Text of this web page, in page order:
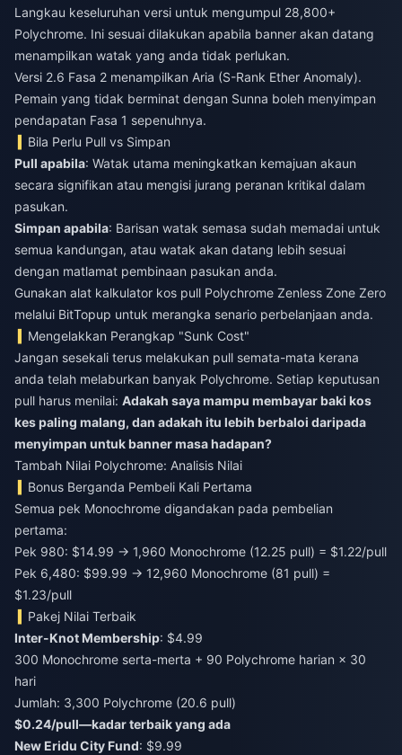
Langkau keseluruhan versi untuk mengumpul 28,800+
Polychrome. Ini sesuai dilakukan apabila banner akan datang
menampilkan watak yang anda tidak perlukan.
Versi 2.6 Fasa 2 menampilkan Aria (S-Rank Ether Anomaly).
Pemain yang tidak berminat dengan Sunna boleh menyimpan
pendapatan Fasa 1 sepenuhnya.
Bila Perlu Pull vs Simpan
Pull apabila: Watak utama meningkatkan kemajuan akaun
secara signifikan atau mengisi jurang peranan kritikal dalam
pasukan.
Simpan apabila: Barisan watak semasa sudah memadai untuk
semua kandungan, atau watak akan datang lebih sesuai
dengan matlamat pembinaan pasukan anda.
Gunakan alat kalkulator kos pull Polychrome Zenless Zone Zero
melalui BitTopup untuk merangka senario perbelanjaan anda.
Mengelakkan Perangkap "Sunk Cost"
Jangan sesekali terus melakukan pull semata-mata kerana
anda telah melaburkan banyak Polychrome. Setiap keputusan
pull harus menilai: Adakah saya mampu membayar baki kos
kes paling malang, dan adakah itu lebih berbaloi daripada
menyimpan untuk banner masa hadapan?
Tambah Nilai Polychrome: Analisis Nilai
Bonus Berganda Pembeli Kali Pertama
Semua pek Monochrome digandakan pada pembelian
pertama:
Pek 980: $14.99 → 1,960 Monochrome (12.25 pull) = $1.22/pull
Pek 6,480: $99.99 → 12,960 Monochrome (81 pull) =
$1.23/pull
Pakej Nilai Terbaik
Inter-Knot Membership: $4.99
300 Monochrome serta-merta + 90 Polychrome harian × 30
hari
Jumlah: 3,300 Polychrome (20.6 pull)
$0.24/pull—kadar terbaik yang ada
New Eridu City Fund: $9.99